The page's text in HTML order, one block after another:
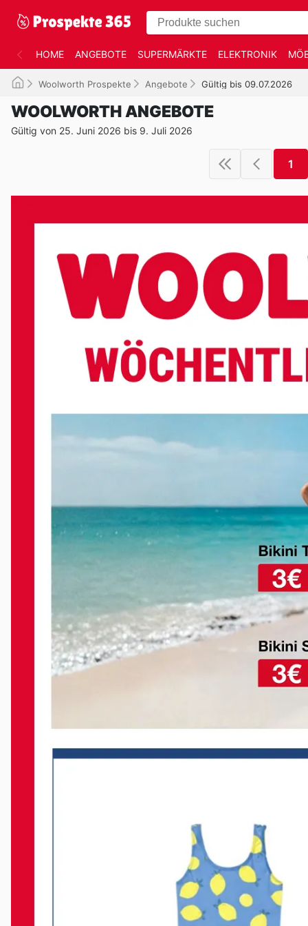
HOME ANGEBOTE SUPERMÄRKTE ELEKTRONIK
Woolworth Prospekte Angebote Gültig bis 09.07.2026
WOOLWORTH ANGEBOTE
Gültig von 25. Juni 2026 bis 9. Juli 2026
1